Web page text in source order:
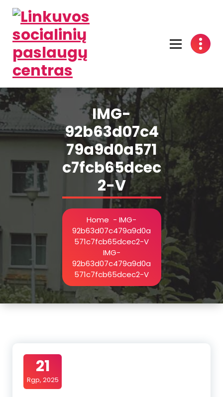
IMG-
92b63d07c4
79a9d0a571
c7fcb65dcec
2-V
Home - IMG-
92b63d07c479a9d0a
571c7fcb65dcec2-V
IMG-
92b63d07c479a9d0a
571c7fcb65dcec2-V
21
Rgp, 2025